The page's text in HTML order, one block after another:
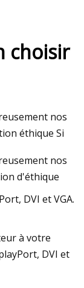
choisir
nos
éthique Si
nos
d'éthique
DVI et VGA.
à votre
DVI et